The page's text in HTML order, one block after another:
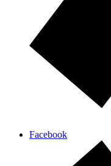
Facebook